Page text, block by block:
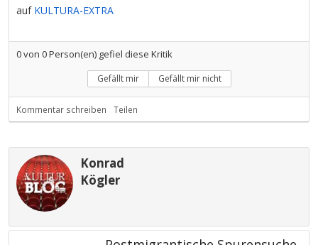
auf KULTURA-EXTRA
0von 0Person(en) gefiel diese Kritik
Gefällt mir Gefällt mir nicht
Kommentar schreiben Teilen
Konrad
Kögler